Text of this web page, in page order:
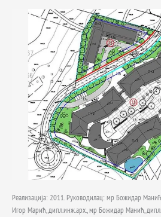
Реализација: 2011. Руководилац: мр Божидар
Игор Марић, дипл.инж.арх., мр Божидар Манић,
туристичког
ризорта
„Јабучко
равниште“
Старој
планини